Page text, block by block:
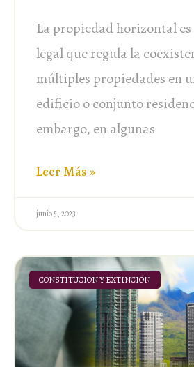
La propiedad horizontal
legal que regula la
múltiples propiedades en
edificio o conjunto
embargo, en algunas
Leer Más »
junio 5, 2023
CONSTITUCIÓN Y EXTINCIÓN